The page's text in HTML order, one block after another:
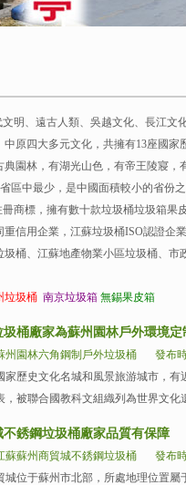
明、遠古人類、吳越文化、長江
原四大多元文化，共擁有13座國
園林，有湖光山色，有帝王陵寢
區中最少，是中國面積較小的省份之
標，擁有數十款垃圾桶垃圾箱果
信用企業，江蘇垃圾桶ISO認證企
桶、江蘇地產物業小區垃圾桶、市
垃圾桶 南京垃圾箱 無錫果皮箱
桶廠家為蘇州園林戶外環境定
州園林六角鋼制戶外垃圾桶
發布
史文化名城和風景旅游城市，有
，被聯合國教科文組織列為世界文化
不銹鋼垃圾桶廠家品質有保障
蘇蘇州商貿城不銹鋼垃圾桶
發布
于蘇州市北部，所處地理位置屬